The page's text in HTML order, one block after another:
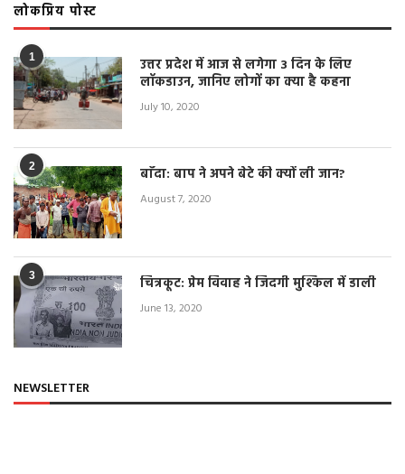
लोकप्रिय पोस्ट
1
उत्तर प्रदेश में आज से लगेगा 3 दिन के लिए
लॉकडाउन, जानिए लोगों का क्या है कहना
July 10, 2020
2 बाँदा: बाप ने अपने बेटे की क्यों ली जान?
August 7, 2020
3 चित्रकूट: प्रेम विवाह ने जिंदगी मुश्किल में डाली
June 13, 2020
NEWSLETTER